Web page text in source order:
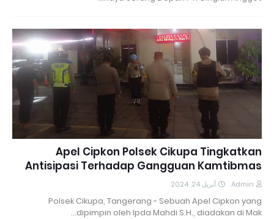
Apel Cipkon Polsek Cikupa Tingkatkan
Antisipasi Terhadap Gangguan Kamtibmas
Admin أبريل 24, 2024
Polsek Cikupa, Tangerang - Sebuah Apel Cipkon yang
dipimpin oleh Ipda Mahdi S.H., diadakan di Mak…